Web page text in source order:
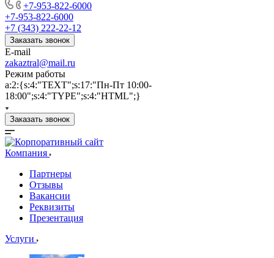
+7-953-822-6000
+7-953-822-6000
+7 (343) 222-22-12
Заказать звонок
E-mail
zakaztral@mail.ru
Режим работы
a:2:{s:4:"TEXT";s:17:"Пн-Пт 10:00-
18:00";s:4:"TYPE";s:4:"HTML";}
Заказать звонок
Компания
Партнеры
Отзывы
Вакансии
Реквизиты
Презентация
Услуги